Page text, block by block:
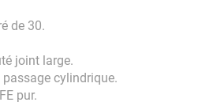
de 30.
joint large.
cylindrique.
pur.